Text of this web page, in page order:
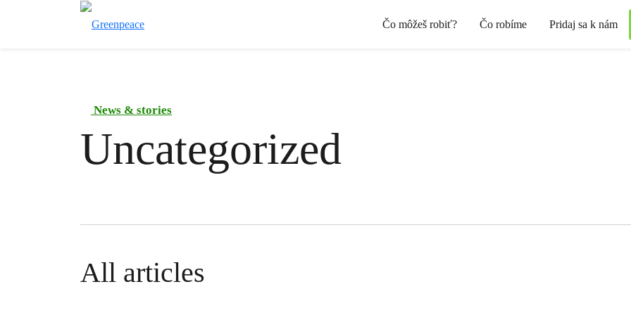
Čo môžeš robiť? Čo robíme Pridaj sa k nám
News & stories
Uncategorized
All articles